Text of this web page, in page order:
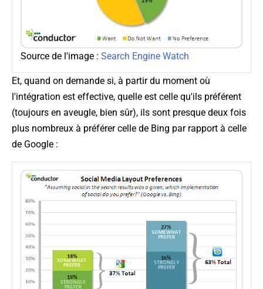
Source de l'image : Search Engine Watch
Et, quand on demande si, à partir du moment où
l'intégration est effective, quelle est celle qu'ils préférent
(toujours en aveugle, bien sûr), ils sont presque deux fois
plus nombreux à préférer celle de Bing par rapport à celle
de Google :